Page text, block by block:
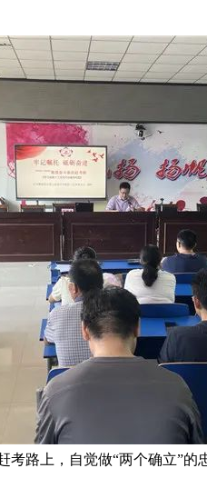
考路上，自觉做“两个确立”的